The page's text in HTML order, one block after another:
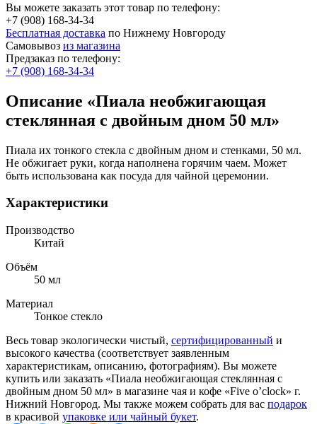
Вы можете заказать этот товар по телефону:
+7 (908) 168-34-34
Бесплатная доставка по Нижнему Новгороду
Самовывоз из магазина
Предзаказ по телефону:
+7 (908) 168-34-34
Описание «Пиала необжигающая
стеклянная с двойным дном 50 мл»
Пиала их тонкого стекла с двойным дном и стенками, 50 мл.
Не обжигает руки, когда наполнена горячим чаем. Может
быть использована как посуда для чайной церемонии.
Характеристики
Производство
Китай
Объём
50 мл
Материал
Тонкое стекло
Весь товар экологически чистый, сертифицированный и
высокого качества (соответствует заявленным
характеристикам, описанию, фотографиям). Вы можете
купить или заказать «Пиала необжигающая стеклянная с
двойным дном 50 мл» в магазине чая и кофе «Five o’clock» г.
Нижний Новгород. Мы также можем собрать для вас подарок
в красивой упаковке или чайный букет.